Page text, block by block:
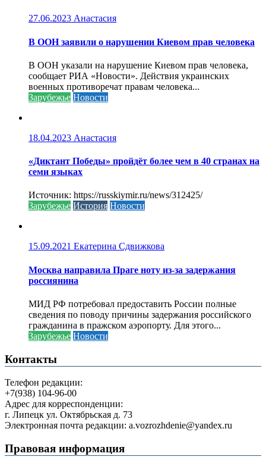
27.06.2023 Анастасия
В ООН заявили о нарушении Киевом прав человека
В ООН указали на нарушение Киевом прав человека,
сообщает РИА «Новости». Действия украинских
военных противоречат правам человека...
Зарубежье Новости
18.04.2023 Анастасия
«Диктант Победы» пройдёт более чем в 40 странах на
семи языках
Источник: https://russkiymir.ru/news/312425/
Зарубежье История Новости
15.09.2021 Екатерина Сдвижкова
Москва направила Праге ноту из-за задержания
россиянина
МИД РФ потребовал предоставить России полные
сведения по поводу причины задержания российского
гражданина в пражском аэропорту. Для этого...
Зарубежье Новости
Контакты
Телефон редакции:
+7(938) 104-96-00
Адрес для корреспонденции:
г. Липецк ул. Октябрьская д. 73
Электронная почта редакции: a.vozrozhdenie@yandex.ru
Правовая информация